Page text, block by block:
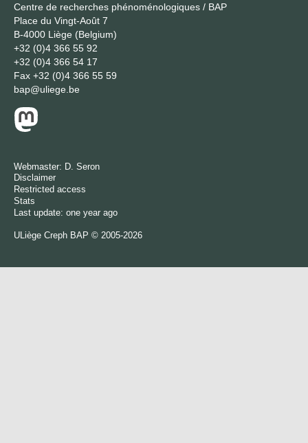
Centre de recherches phénoménologiques / BAP
Place du Vingt-Août 7
B-4000 Liège (Belgium)
+32 (0)4 366 55 92
+32 (0)4 366 54 17
Fax +32 (0)4 366 55 59
bap@uliege.be
Webmaster: D. Seron
Disclaimer
Restricted access
Stats
Last update: one year ago
ULiège Creph BAP © 2005-2026